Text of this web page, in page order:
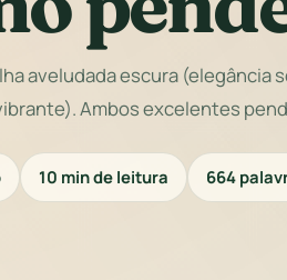
aveludada escura (elegância
Ambos excelentes
10 min de leitura 664